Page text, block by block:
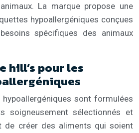
La marque propose une
hypoallergéniques conçues
spécifiques des animaux
hill’s pour les
hypoallergéniques sont formulées
soigneusement sélectionnés et
de créer des aliments qui soient